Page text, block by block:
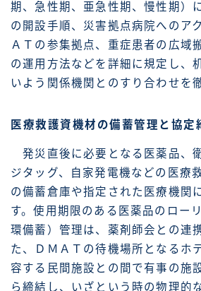
期、急性期、亜急性期、慢性期）
の開設手順、災害拠点病院へのア
ＡＴの参集拠点、重症患者の広域
の運用方法などを詳細に規定し、
いよう関係機関とのすり合わせを
医療救護資機材の備蓄管理と協定
発災直後に必要となる医薬品、
ジタッグ、自家発電機などの医療
の備蓄倉庫や指定された医療機関
す。使用期限のある医薬品のロー
環備蓄）管理は、薬剤師会との連
た、ＤＭＡＴの待機場所となるホ
容する民間施設との間で有事の施
ら締結し、いざという時の物理的